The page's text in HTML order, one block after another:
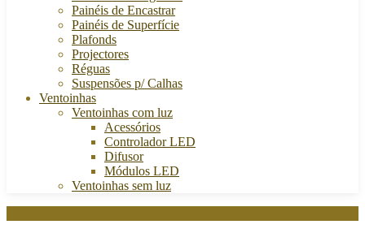
Painéis de Encastrar
Painéis de Superfície
Plafonds
Projectores
Réguas
Suspensões p/ Calhas
Ventoinhas
Ventoinhas com luz
Acessórios
Controlador LED
Difusor
Módulos LED
Ventoinhas sem luz